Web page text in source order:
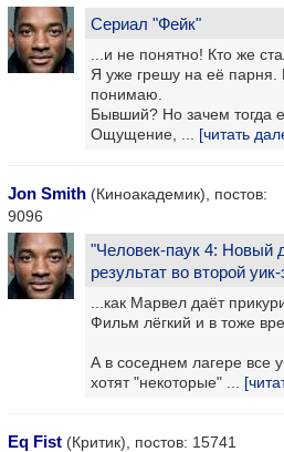
Сериал "Фейк"
...и не понятно! Кто же
Я уже грешу на её парня.
понимаю.
Бывший? Но зачем тогда
Ощущение, ... [читать
Jon Smith (Киноакадемик), постов:
9096
"Человек-паук 4: Новый
результат во второй
...как Марвел даёт
Фильм лёгкий и в тоже
А в соседнем лагере все
хотят "некоторые" ...
Eq Fist (Критик), постов: 15741